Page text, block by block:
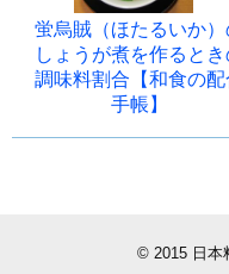
蛍烏賊（ほたるいか）
しょうが煮を作るとき
調味料割合【和食の配
手帳】
© 2015 日